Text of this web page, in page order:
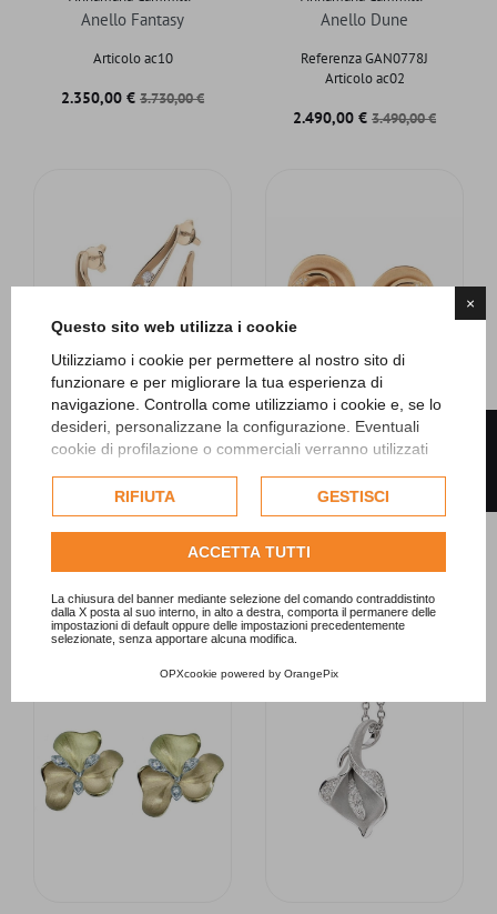
×
Questo sito web utilizza i cookie
Utilizziamo i cookie per permettere al nostro sito di
funzionare e per migliorare la tua esperienza di
navigazione. Controlla come utilizziamo i cookie e, se lo
desideri, personalizzane la configurazione. Eventuali
cookie di profilazione o commerciali verranno utilizzati
dell'utente e, se consentito, potrebbero essere utilizzati
per personalizzare gli annunci pubblicitari. Per ulteriori
informazioni su come Google utilizza i dati raccolti,
politica sulla privacy di Google
Consulta l'informativa cookie completa.
RIFIUTA GESTISCI
ACCETTA TUTTI
La chiusura del banner mediante selezione del comando contraddistinto
dalla X posta al suo interno, in alto a destra, comporta il permanere delle
impostazioni di default oppure delle impostazioni precedentemente
selezionate, senza apportare alcuna modifica.
OPXcookie powered by OrangePix
Anello Fantasy
Articolo ac10
Prezzo
2.350,00 € Prezzo base
3.730,00 €
Anello Dune
Referenza GAN0778J
Articolo ac02
Prezzo
2.490,00 € Prezzo base
3.490,00 €
Orecchini Dune
Referenza GOR1239J
Orecchini Hypnosis
Referenza GOR0574I